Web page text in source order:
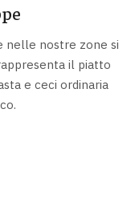
nelle nostre zone si
il piatto
e ceci ordinaria